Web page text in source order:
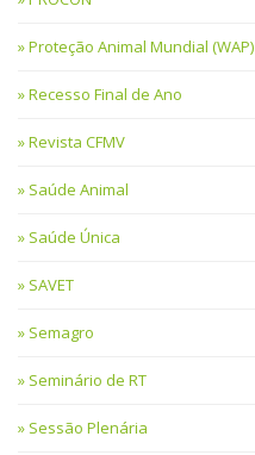
Proteção Animal Mundial (WAP)
Recesso Final de Ano
Revista CFMV
Saúde Animal
Saúde Única
SAVET
Semagro
Seminário de RT
Sessão Plenária